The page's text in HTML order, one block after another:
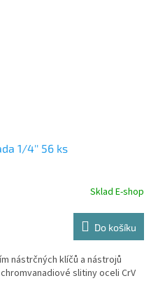
1/4'' 56 ks
Sklad E-shop
Do košíku
nástrčných klíčů a nástrojů
slitiny oceli CrV